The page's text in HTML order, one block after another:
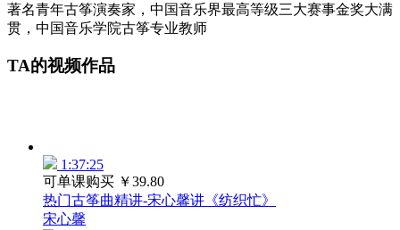
著名青年古筝演奏家，中国音乐界最高等级三大赛事金奖大满
贯，中国音乐学院古筝专业教师
TA的视频作品
1:37:25
可单课购买 ￥39.80
热门古筝曲精讲-宋心馨讲《纺织忙》
宋心馨